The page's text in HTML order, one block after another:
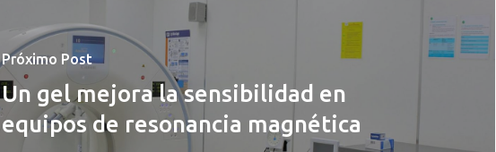
Próximo Post
Un gel mejora la sensibilidad en
equipos de resonancia magnética